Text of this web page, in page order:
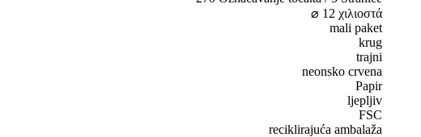
⌀ 12 χιλιοστά
mali paket
krug
trajni
neonsko crvena
Papir
ljepljiv
FSC
reciklirajuća ambalaža